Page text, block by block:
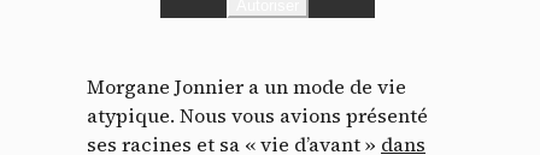
Morgane Jonnier a un mode de vie
atypique. Nous vous avions présenté
ses racines et sa « vie d’avant » dans